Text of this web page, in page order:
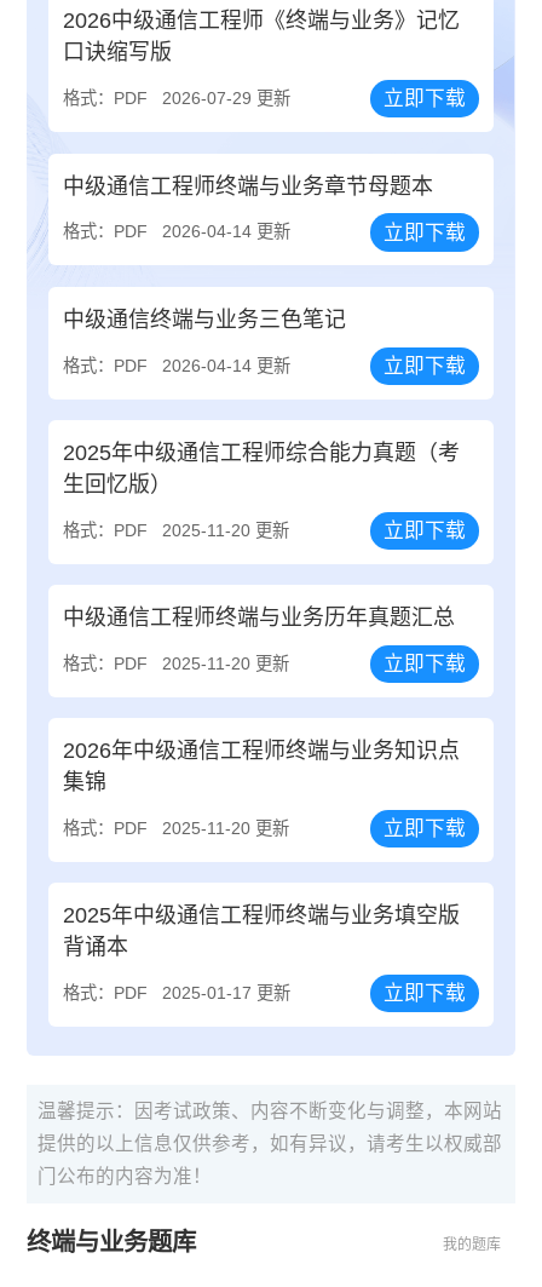
2026中级通信工程师《终端与业务》记忆
口诀缩写版
格式：PDF 2026-07-29 更新 立即下载
中级通信工程师终端与业务章节母题本
格式：PDF 2026-04-14 更新 立即下载
中级通信终端与业务三色笔记
格式：PDF 2026-04-14 更新 立即下载
2025年中级通信工程师综合能力真题（考
生回忆版）
格式：PDF 2025-11-20 更新 立即下载
中级通信工程师终端与业务历年真题汇总
格式：PDF 2025-11-20 更新 立即下载
2026年中级通信工程师终端与业务知识点
集锦
格式：PDF 2025-11-20 更新 立即下载
2025年中级通信工程师终端与业务填空版
背诵本
格式：PDF 2025-01-17 更新 立即下载
温馨提示：因考试政策、内容不断变化与调整，本网站
提供的以上信息仅供参考，如有异议，请考生以权威部
门公布的内容为准！
终端与业务题库 我的题库